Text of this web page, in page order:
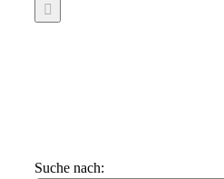
Suche nach: